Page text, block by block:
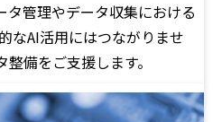
タ管理やデータ収集における
なAI活用にはつながりませ
備をご支援します。